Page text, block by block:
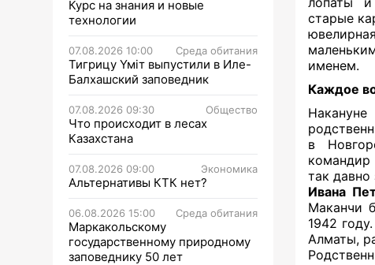
Курс на знания и новые
технологии
07.08.2026 10:00 Среда обитания
Тигрицу Үміт выпустили в Иле-
Балхашский заповедник
07.08.2026 09:30 Общество
Что происходит в лесах
Казахстана
07.08.2026 09:00 Экономика
Альтернативы КТК нет?
06.08.2026 15:00 Среда обитания
Маркакольскому
государственному природному
заповеднику 50 лет
старые
именем.
Каждое
в
командир
так
Ивана
Маканчи
1942
Алматы,